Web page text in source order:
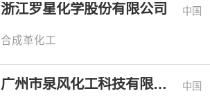
浙江罗星化学股份有限公司 中国
合成革化工
广州市泉风化工科技有限公司 中国